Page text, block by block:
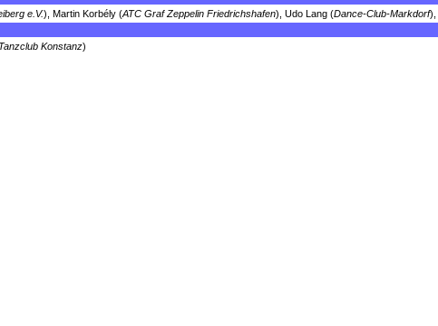
e.V.), Martin Korbély (ATC Graf Zeppelin Friedrichshafen), Udo Lang (Dance-Club-Markdorf),
Tanzclub Konstanz)